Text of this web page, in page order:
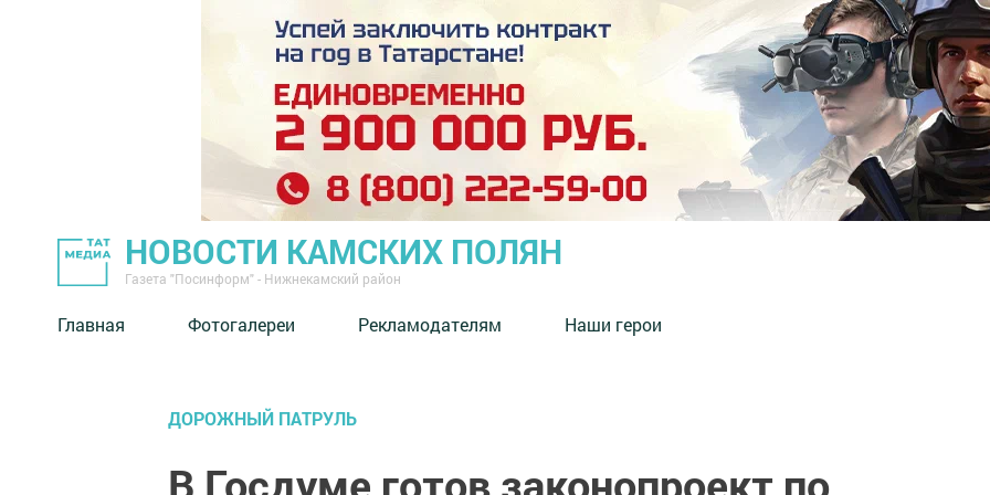
НОВОСТИ КАМСКИХ ПОЛЯН
Газета "Посинформ" - Нижнекамский район
Главная Фотогалереи Рекламодателям Наши герои
ДОРОЖНЫЙ ПАТРУЛЬ
В Госдуме готов законопроект по